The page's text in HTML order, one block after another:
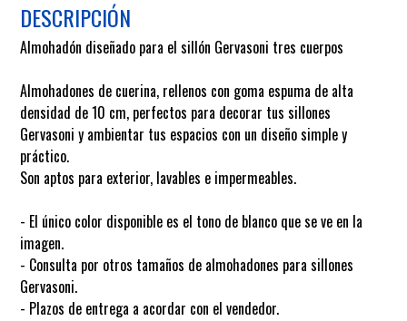
DESCRIPCIÓN
Almohadón diseñado para el sillón Gervasoni tres cuerpos
Almohadones de cuerina, rellenos con goma espuma de alta
densidad de 10 cm, perfectos para decorar tus sillones
Gervasoni y ambientar tus espacios con un diseño simple y
práctico.
Son aptos para exterior, lavables e impermeables.
- El único color disponible es el tono de blanco que se ve en la
imagen.
- Consulta por otros tamaños de almohadones para sillones
Gervasoni.
- Plazos de entrega a acordar con el vendedor.